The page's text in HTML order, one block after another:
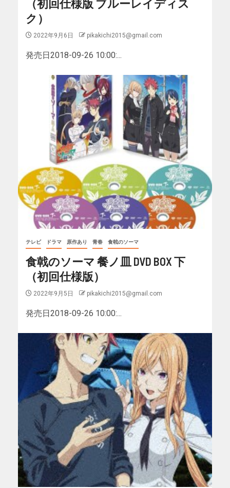
（初回仕様版 ブルーレイディス
ク）
2022年9月6日 pikakichi2015@gmail.com
発売日2018-09-26 10:00:...
テレビ ドラマ 原作あり 青春 食戟のソーマ
食戟のソーマ 餐ノ皿 DVD BOX 下
（初回仕様版）
2022年9月5日 pikakichi2015@gmail.com
発売日2018-09-26 10:00:...